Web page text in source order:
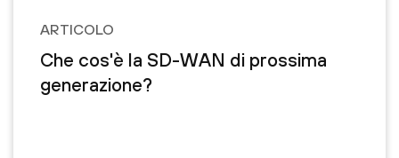
ARTICOLO
Che cos'è la SD-WAN di prossima
generazione?